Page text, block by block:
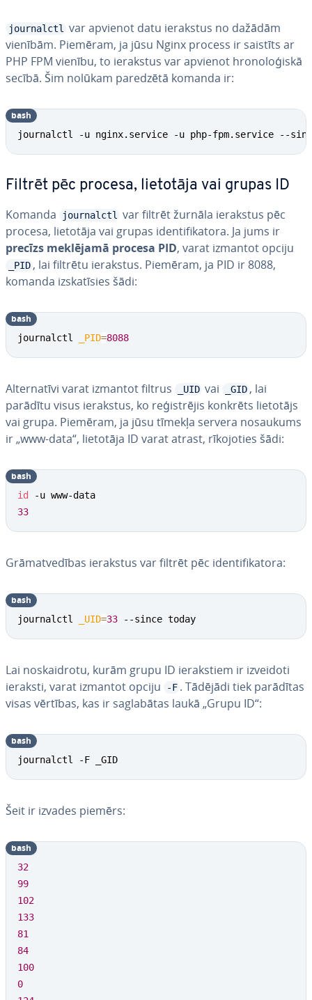
journalctl
var apvienot datu ierakstus no dažādām
vienībām. Piemēram, ja jūsu Nginx process ir saistīts ar
PHP FPM vienību, to ierakstus var apvienot hro­no­lo­ģis­kā
secībā. Šim nolūkam paredzētā komanda ir:
journalctl -u nginx.service -u php-fpm.service --
bash
Filtrēt pēc procesa, lietotāja vai grupas ID
Komanda journalctl
var filtrēt žurnāla ierakstus pēc
procesa, lietotāja vai grupas iden­ti­fi­ka­to­ra. Ja jums ir
precīzs meklējamā procesa PID, varat izmantot opciju
_PID , lai filtrētu ierakstus. Piemēram, ja PID ir 8088,
komanda iz­ska­tī­sies šādi:
journalctl _PID=8088
bash
Al­ter­na­tī­vi varat izmantot filtrus _UID vai _GID , lai
parādītu visus ierakstus, ko re­ģis­trē­jis konkrēts lietotājs
vai grupa. Piemēram, ja jūsu tīmekļa servera nosaukums
ir „www-data“, lietotāja ID varat atrast, rī­ko­jo­ties šādi:
id
33
bash
Grā­mat­ve­dī­bas ierakstus var filtrēt pēc iden­ti­fi­ka­to­ra:
journalctl _UID=33 --since today
bash
Lai no­skaid­ro­tu, kurām grupu ID ie­rak­stiem ir izveidoti
ieraksti, varat izmantot opciju
-F . Tādējādi tiek parādītas
visas vērtības, kas ir sa­gla­bā­tas laukā „Grupu ID“:
journalctl -F _GID
bash
Šeit ir izvades piemērs:
32
99
102
133
81
84
100
0
bash